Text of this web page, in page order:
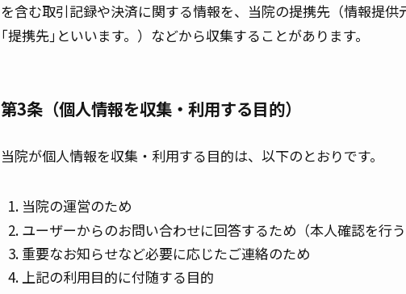
を含む取引記録や決済に関する情報を、当院の提携先（情報提供
｢提携先｣といいます。）などから収集することがあります。
第3条（個人情報を収集・利用する目的）
当院が個人情報を収集・利用する目的は、以下のとおりです。
当院の運営のため
ユーザーからのお問い合わせに回答するため（本人確認を行う
重要なお知らせなど必要に応じたご連絡のため
上記の利用目的に付随する目的